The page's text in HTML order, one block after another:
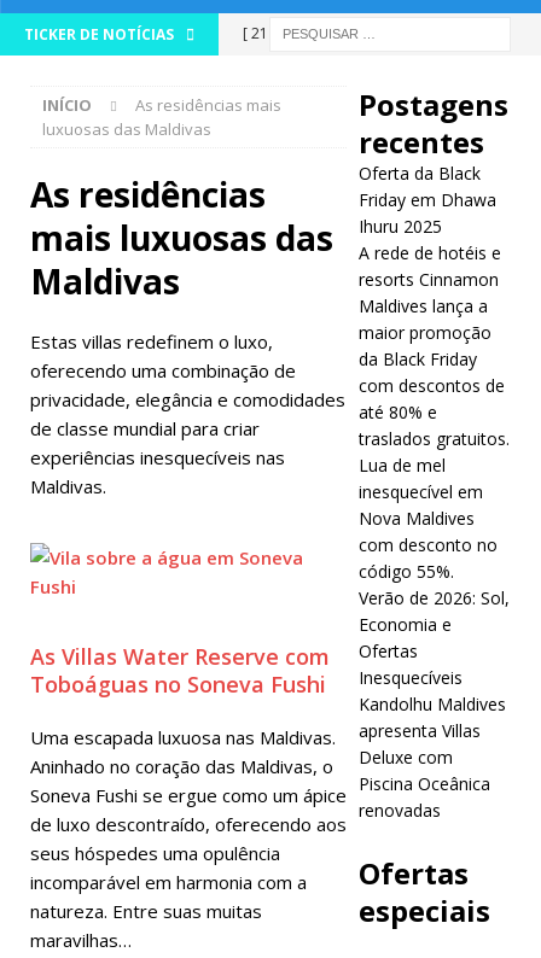
TICKER DE NOTÍCIAS
[ 21 de
de 2025 ]
Black Friday
em Dhawa
ESPECIAIS
[ 17 de
hotéis e
Cinnamon
Maldives
lança a
maior
promoção
da Black
Friday com
INÍCIO
As residências mais
luxuosas das Maldivas
As residências
mais luxuosas das
Maldivas
Estas villas redefinem o luxo,
oferecendo uma combinação de
privacidade, elegância e comodidades
de classe mundial para criar
experiências inesquecíveis nas
Maldivas.
As Villas Water Reserve com
Toboáguas no Soneva Fushi
Uma escapada luxuosa nas Maldivas.
Aninhado no coração das Maldivas, o
Soneva Fushi se ergue como um ápice
de luxo descontraído, oferecendo aos
seus hóspedes uma opulência
incomparável em harmonia com a
natureza. Entre suas muitas
maravilhas…
Postagens
recentes
Oferta da Black
Friday em Dhawa
Ihuru 2025
A rede de hotéis e
resorts Cinnamon
Maldives lança a
maior promoção
da Black Friday
com descontos de
até 80% e
traslados gratuitos.
Lua de mel
inesquecível em
Nova Maldives
com desconto no
código 55%.
Verão de 2026: Sol,
Economia e
Ofertas
Inesquecíveis
Kandolhu Maldives
apresenta Villas
Deluxe com
Piscina Oceânica
renovadas
Ofertas
especiais